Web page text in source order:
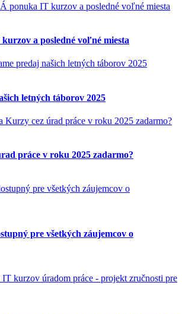
a posledné voľné miesta
letných táborov 2025
práce v roku 2025 zadarmo?
pre všetkých záujemcov o